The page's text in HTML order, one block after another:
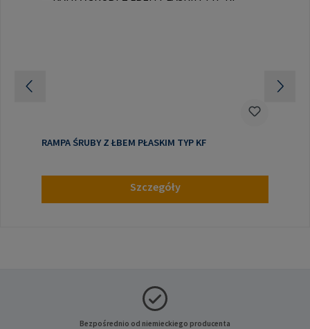
RAMPA ŚRUBY Z ŁBEM PŁASKIM TYP KF
Szczegóły
Bezpośrednio od niemieckiego producenta